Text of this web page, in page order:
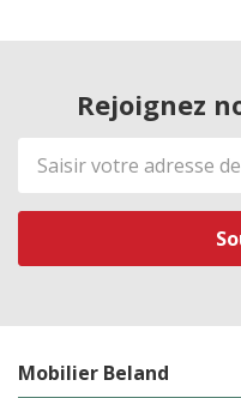
Rejoignez
Adresse
de
courriel
Mobilier Beland